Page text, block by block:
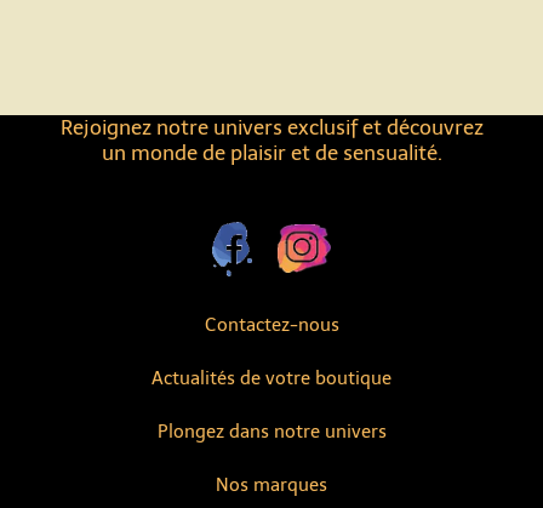
Contactez-nous
Actualités de votre boutique
Nos marques
Rejoignez notre univers exclusif et découvrez
un monde de plaisir et de sensualité.
Plongez dans notre univers